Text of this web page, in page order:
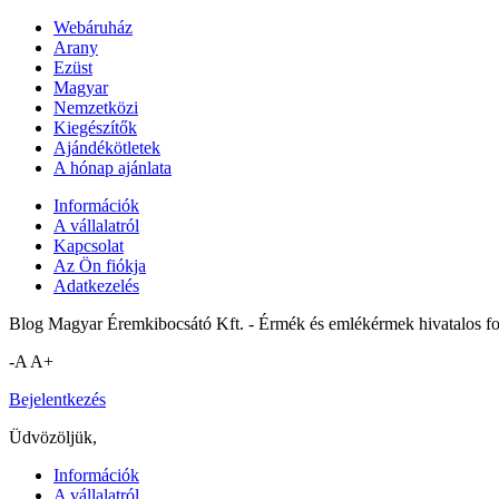
Webáruház
Arany
Ezüst
Magyar
Nemzetközi
Kiegészítők
Ajándékötletek
A hónap ajánlata
Információk
A vállalatról
Kapcsolat
Az Ön fiókja
Adatkezelés
Blog Magyar Éremkibocsátó Kft. - Érmék és emlékérmek hivatalos
-A A+
Bejelentkezés
Üdvözöljük,
Információk
A vállalatról